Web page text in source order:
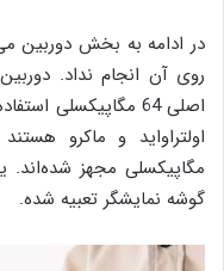
در ادامه به بخش دوربین
اصلی 64 مگاپیکسلی
گوشه نمایشگر تعبیه شده.